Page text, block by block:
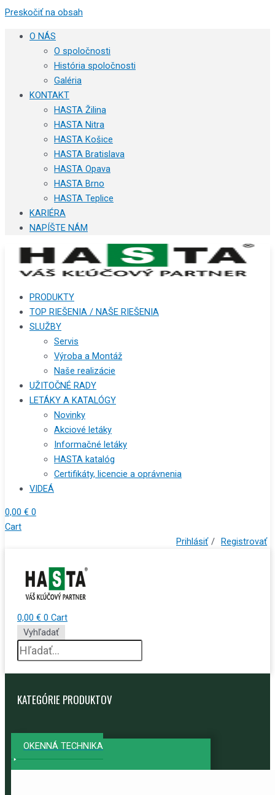
Preskočiť na obsah
O NÁS
O spoločnosti
História spoločnosti
Galéria
KONTAKT
HASTA Žilina
HASTA Nitra
HASTA Košice
HASTA Bratislava
HASTA Opava
HASTA Brno
HASTA Teplice
KARIÉRA
NAPÍŠTE NÁM
PRODUKTY
TOP RIEŠENIA / NAŠE RIEŠENIA
SLUŽBY
Servis
Výroba a Montáž
Naše realizácie
UŽITOČNÉ RADY
LETÁKY A KATALÓGY
Novinky
Akciové letáky
Informačné letáky
HASTA katalóg
Certifikáty, licencie a oprávnenia
VIDEÁ
0,00 € 0
Cart
Prihlásiť / Registrovať
0,00 € 0 Cart
Vyhľadať
KATEGÓRIE PRODUKTOV
OKENNÁ TECHNIKA